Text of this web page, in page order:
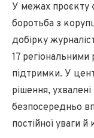
У межах проєкту
боротьба з
добірку
17
підтримки. У
рішення, ухвалені
безпосередньо
постійної уваги